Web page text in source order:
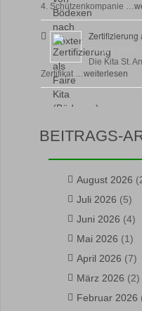
4. Schützenkompanie …
Zertifizierung
17 April, 2026
Die Kita St.
Zertifikat …weiterlesen
BEITRAGS-
August 2026
Juli 2026 (5)
Juni 2026 (4)
Mai 2026 (1)
April 2026 (7)
März 2026 (2)
Februar 2026